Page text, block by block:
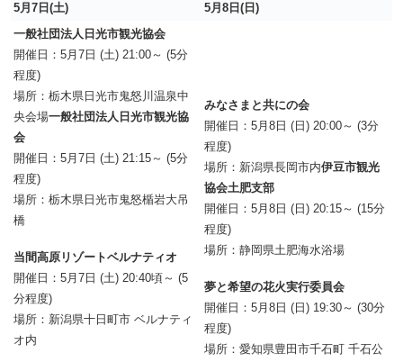
5月7日(土)
5月8日(日)
一般社団法人日光市観光協会
開催日：5月7日 (土) 21:00～ (5分
程度)
場所：栃木県日光市鬼怒川温泉中
央会場一般社団法人日光市観光協
会
開催日：5月7日 (土) 21:15～ (5分
程度)
場所：栃木県日光市鬼怒楯岩大吊
橋
当間高原リゾートベルナティオ
開催日：5月7日 (土) 20:40頃～ (5
分程度)
場所：新潟県十日町市 ベルナティ
オ内
みなさまと共にの会
開催日：5月8日 (日) 20:00～ (3分
程度)
場所：新潟県長岡市内伊豆市観光
協会土肥支部
開催日：5月8日 (日) 20:15～ (15分
程度)
場所：静岡県土肥海水浴場
夢と希望の花火実行委員会
開催日：5月8日 (日) 19:30～ (30分
程度)
場所：愛知県豊田市千石町 千石公